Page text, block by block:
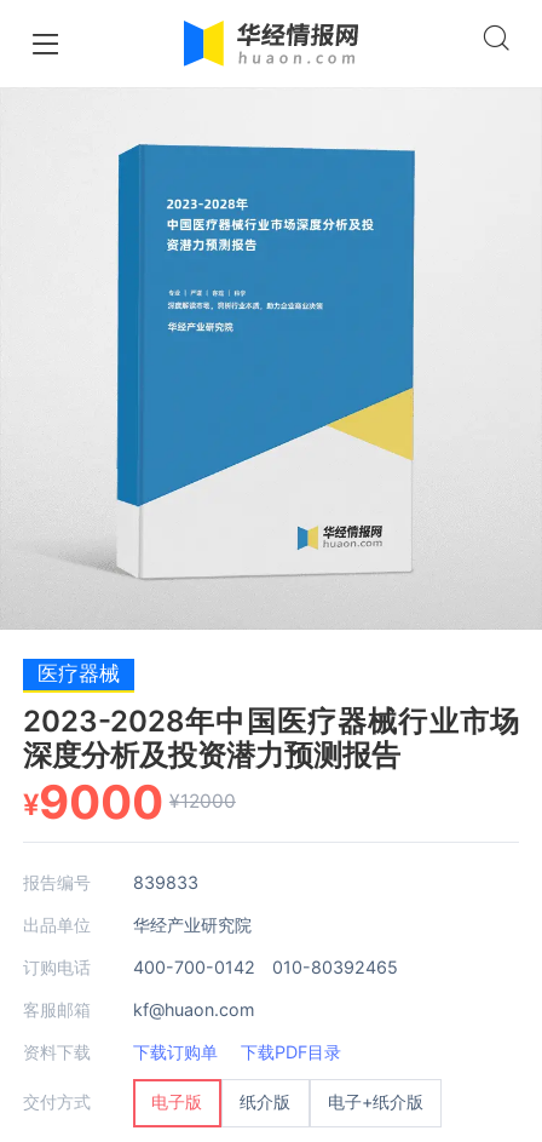
医疗器械
2023-2028年中国医疗器械行业市场
深度分析及投资潜力预测报告
¥9000 ¥12000
报告编号 839833
出品单位 华经产业研究院
订购电话 400-700-0142 010-80392465
客服邮箱 kf@huaon.com
资料下载 下载订购单 下载PDF目录
交付方式 电子版 纸介版 电子+纸介版